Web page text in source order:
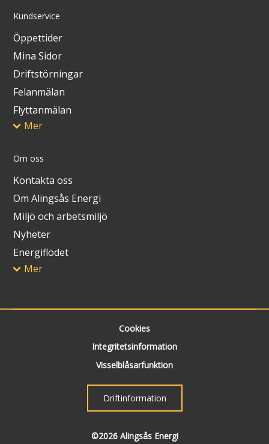
Kundservice
Öppettider
Mina Sidor
Driftstörningar
Felanmälan
Flyttanmälan
Mer
Om oss
Kontakta oss
Om Alingsås Energi
Miljö och arbetsmiljö
Nyheter
Energiflödet
Mer
Cookies
Integritetsinformation
Visselblåsarfunktion
Driftinformation
©2026 Alingsås Energi